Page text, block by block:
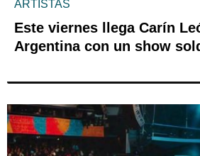
ARTISTAS
Este viernes llega Carín
Argentina con un show